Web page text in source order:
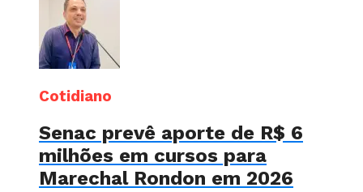
Cotidiano
Senac prevê aporte de R$ 6
milhões em cursos para
Marechal Rondon em 2026